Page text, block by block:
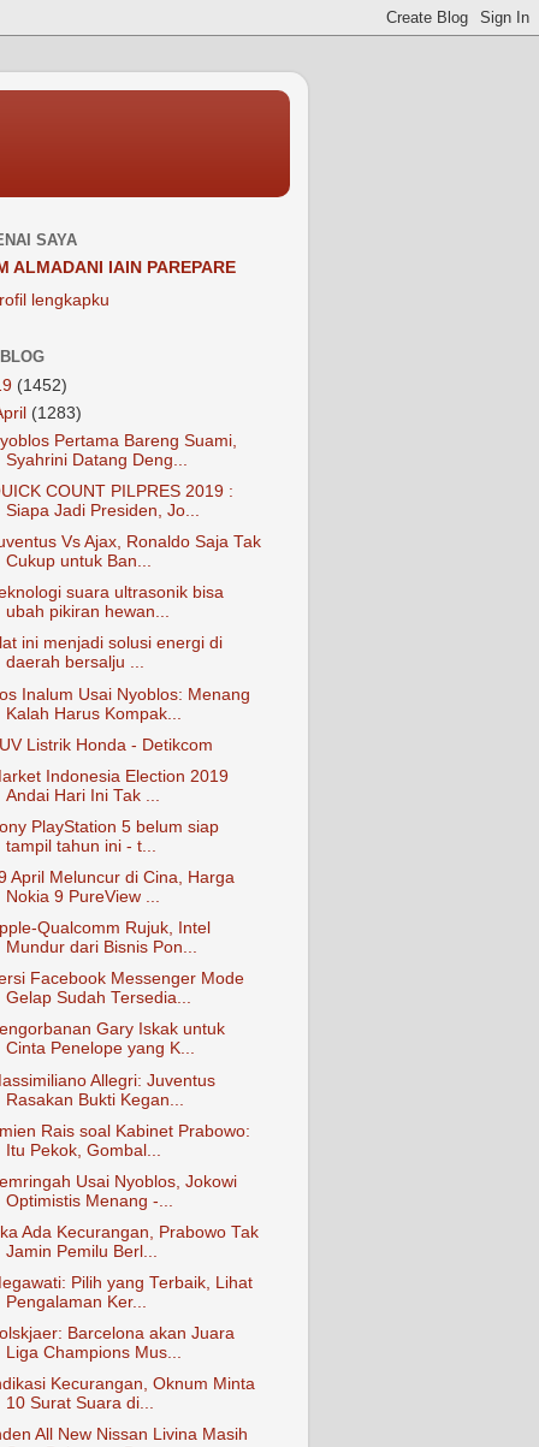
SAYA
ALMADANI IAIN PAREPARE
lengkapku
(1452)
(1283)
Pertama Bareng Suami,
Syahrini Datang Deng...
COUNT PILPRES 2019 :
Siapa Jadi Presiden, Jo...
Vs Ajax, Ronaldo Saja Tak
Cukup untuk Ban...
suara ultrasonik bisa
ubah pikiran hewan...
ini menjadi solusi energi di
daerah bersalju ...
Inalum Usai Nyoblos: Menang
Kalah Harus Kompak...
Listrik Honda - Detikcom
Indonesia Election 2019
Andai Hari Ini Tak ...
PlayStation 5 belum siap
tampil tahun ini - t...
April Meluncur di Cina, Harga
Nokia 9 PureView ...
Qualcomm Rujuk, Intel
Mundur dari Bisnis Pon...
Facebook Messenger Mode
Gelap Sudah Tersedia...
Gary Iskak untuk
Cinta Penelope yang K...
Allegri: Juventus
Rasakan Bukti Kegan...
Rais soal Kabinet Prabowo:
Itu Pekok, Gombal...
Usai Nyoblos, Jokowi
Optimistis Menang -...
Ada Kecurangan, Prabowo Tak
Jamin Pemilu Berl...
Pilih yang Terbaik, Lihat
Pengalaman Ker...
Barcelona akan Juara
Liga Champions Mus...
Kecurangan, Oknum Minta
10 Surat Suara di...
All New Nissan Livina Masih